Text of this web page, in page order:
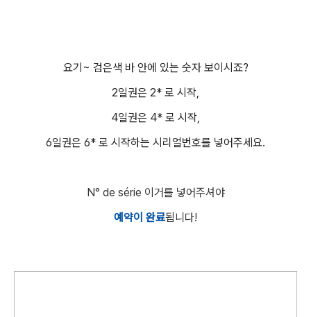
요기~ 검은색 바 안에 있는 숫자 보이시죠?
2일권은 2* 로 시작,
4일권은 4* 로 시작,
6일권은 6* 로 시작하는 시리얼번호를 넣어주세요.
N° de série 이거를 넣어주셔야
예약이 완료됩니다!